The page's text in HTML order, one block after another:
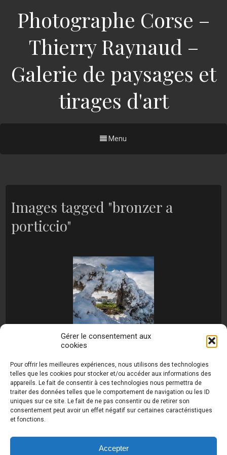
Gérer le consentement aux
cookies
Pour offrir les meilleures expériences, nous utilisons des technologies
telles que les cookies pour stocker et/ou accéder aux informations des
appareils. Le fait de consentir à ces technologies nous permettra de
traiter des données telles que le comportement de navigation ou les ID
uniques sur ce site. Le fait de ne pas consentir ou de retirer son
consentement peut avoir un effet négatif sur certaines caractéristiques
et fonctions.
Accepter
Photographe Corse –
Thierry Raynaud –
Galerie de paysages et
tirages d'art
Menu
Images tagged "bronzer a
porticcio"
raynaud.com ©
Toutes les photos de ce site sont